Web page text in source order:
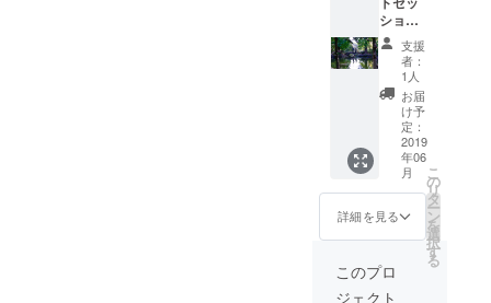
す。 後
日、お
礼の
メッ
セージ
と一緒
にお送
りさせ
ていた
だきま
す。
アー
ティス
ト写真
などな
ど。大
切な
日、な
にげな
い日常
を写真
におさ
めませ
んか？
程度、
データ5
ション
＋ポス
トカー
ドデザ
イン】
《東京
近郊限
定》撮
影した
写真で
特製ポ
スト
カード
をデザ
インし
ます！
支援
者：
1人
お届
け予
定：
2019
年06
月
詳細を見る
こ
の
リ
タ
ー
ン
を
選
択
す
る
このプロ
ジェクト